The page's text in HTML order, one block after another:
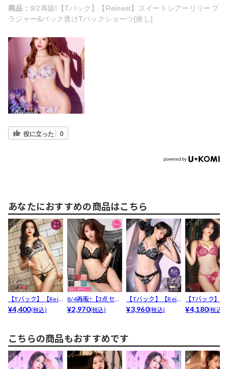
商品： 9/2再販!【Tバック】【Reinest】スイートシアーリリーブ
ラジャー&バック透けTバックショーツ[推し]
役に立った 0
あなたにおすすめの商品はこちら
【Tバック】【Rein
est】ストリン...
¥4,400(税込)
8/4再販!【3点セッ
ト】【三上悠亜着...
¥2,970(税込)
【Tバック】【Rein
est】【永尾ま...
¥3,960(税込)
【Tバック】
est】【永尾ま
¥4,180(税込)
こちらの商品もおすすめです